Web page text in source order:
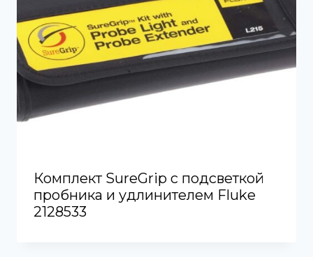
Комплект SureGrip с подсветкой
пробника и удлинителем Fluke
2128533